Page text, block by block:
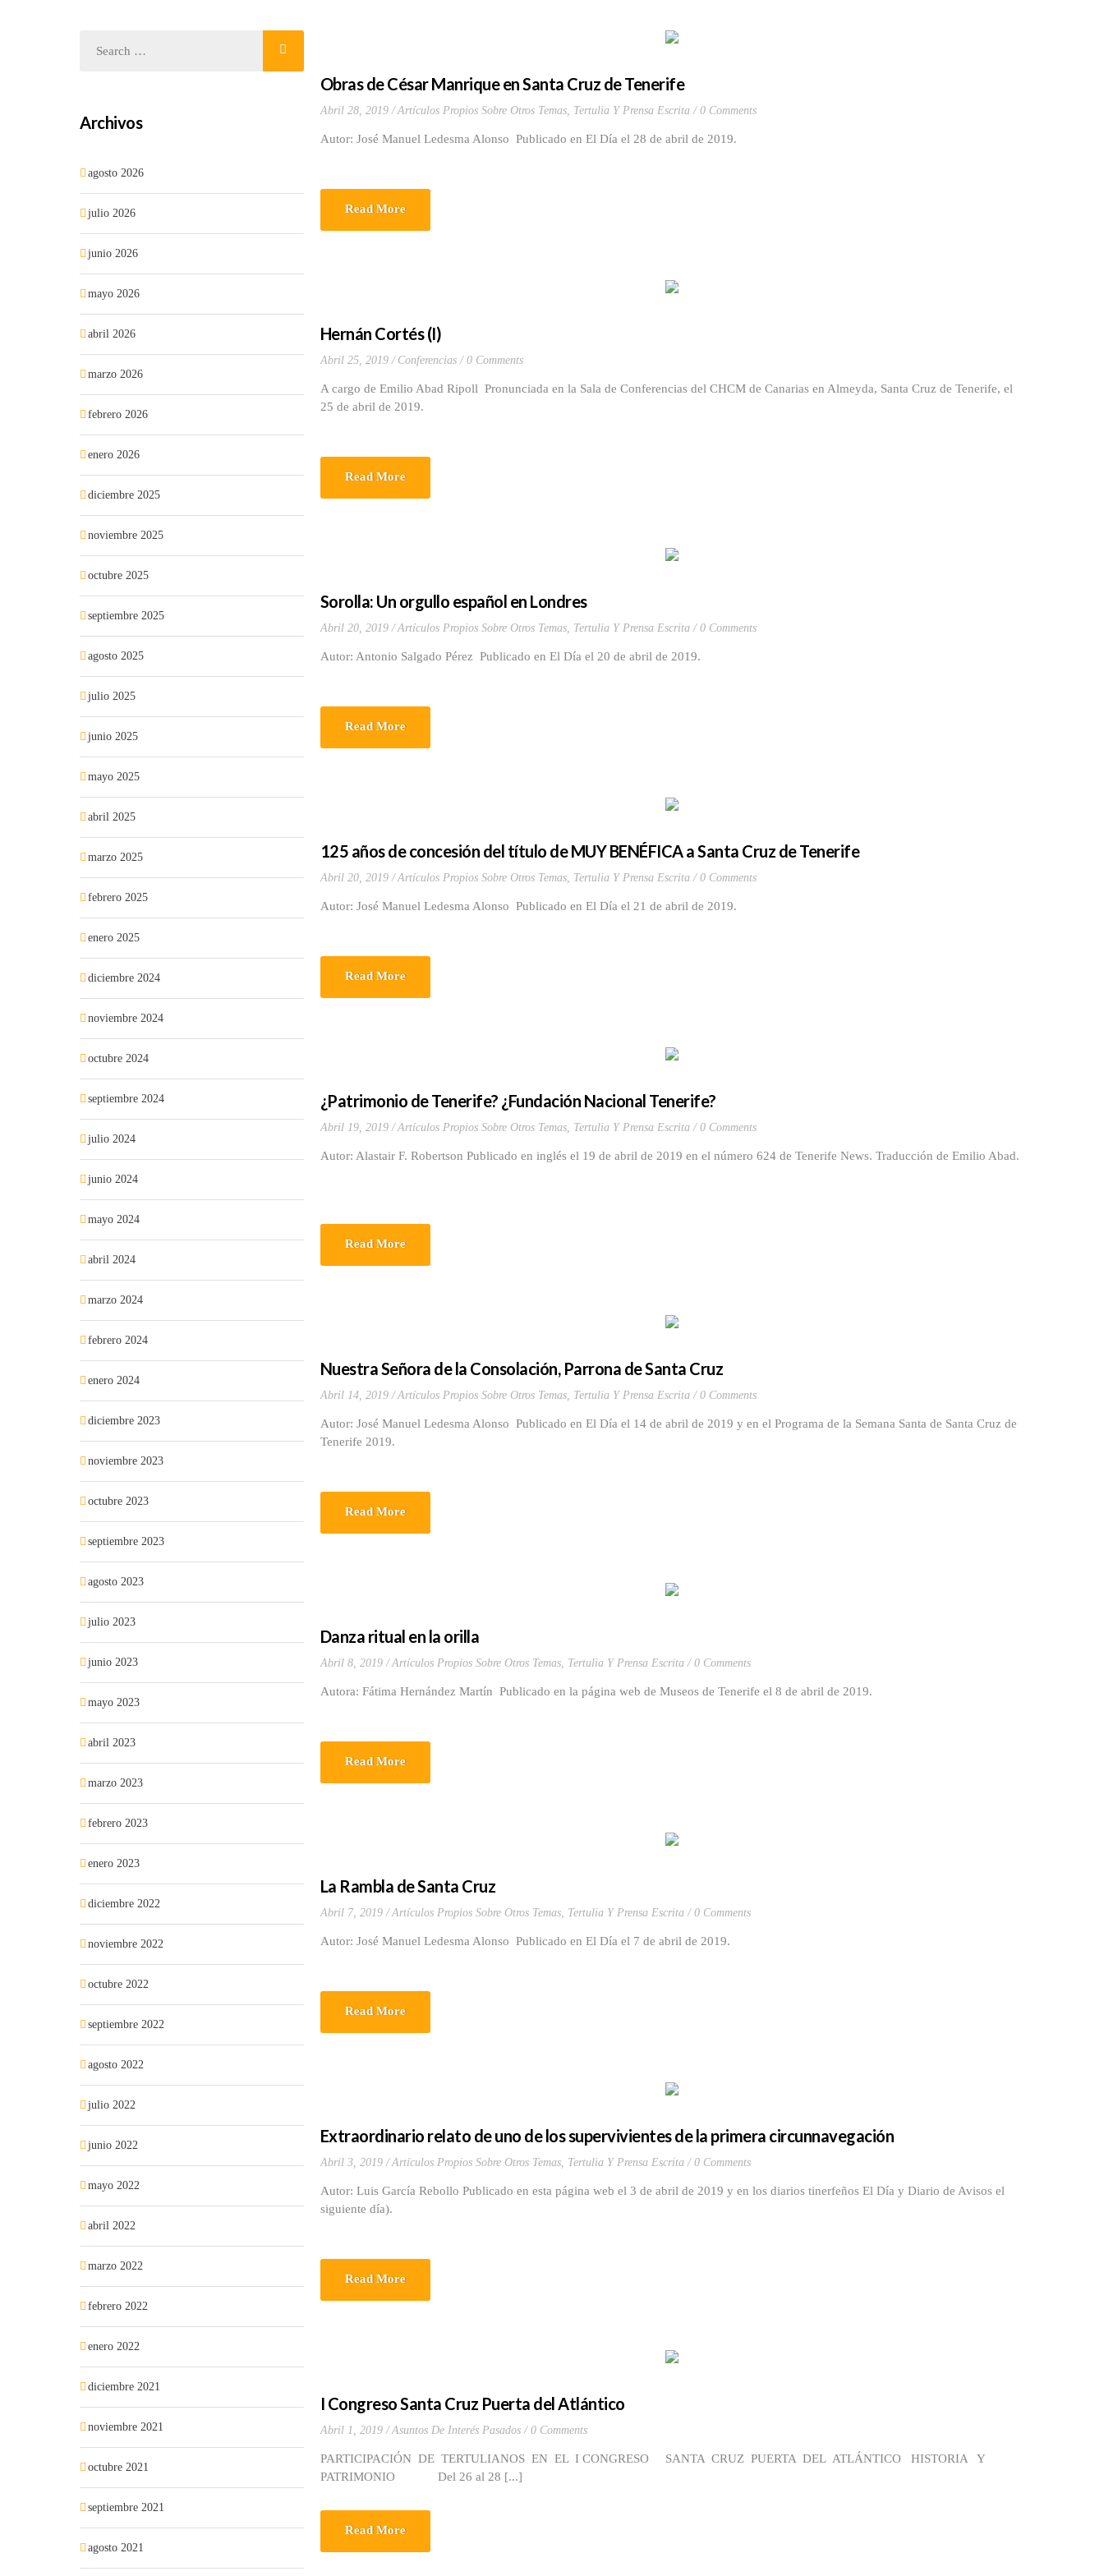
Obras de César Manrique en Santa Cruz de Tenerife
Abril 28, 2019 Artículos Propios Sobre Otros Temas, Tertulia Y Prensa Escrita 0 Comments
Autor: José Manuel Ledesma Alonso Publicado en El Día el 28 de abril de 2019.
Read More
Hernán Cortés (I)
Abril 25, 2019 Conferencias 0 Comments
A cargo de Emilio Abad Ripoll Pronunciada en la Sala de Conferencias del CHCM de Canarias en Almeyda, Santa Cruz de Tenerife, el
25 de abril de 2019.
Read More
Sorolla: Un orgullo español en Londres
Abril 20, 2019 Artículos Propios Sobre Otros Temas, Tertulia Y Prensa Escrita 0 Comments
Autor: Antonio Salgado Pérez Publicado en El Día el 20 de abril de 2019.
Read More
125 años de concesión del título de MUY BENÉFICA a Santa Cruz de Tenerife
Abril 20, 2019 Artículos Propios Sobre Otros Temas, Tertulia Y Prensa Escrita 0 Comments
Autor: José Manuel Ledesma Alonso Publicado en El Día el 21 de abril de 2019.
Read More
¿Patrimonio de Tenerife? ¿Fundación Nacional Tenerife?
Abril 19, 2019 Artículos Propios Sobre Otros Temas, Tertulia Y Prensa Escrita 0 Comments
Autor: Alastair F. Robertson Publicado en inglés el 19 de abril de 2019 en el número 624 de Tenerife News. Traducción de Emilio Abad.
Read More
Nuestra Señora de la Consolación, Parrona de Santa Cruz
Abril 14, 2019 Artículos Propios Sobre Otros Temas, Tertulia Y Prensa Escrita 0 Comments
Autor: José Manuel Ledesma Alonso Publicado en El Día el 14 de abril de 2019 y en el Programa de la Semana Santa de Santa Cruz de
Tenerife 2019.
Read More
Danza ritual en la orilla
Abril 8, 2019 Artículos Propios Sobre Otros Temas, Tertulia Y Prensa Escrita 0 Comments
Autora: Fátima Hernández Martín Publicado en la página web de Museos de Tenerife el 8 de abril de 2019.
Read More
La Rambla de Santa Cruz
Abril 7, 2019 Artículos Propios Sobre Otros Temas, Tertulia Y Prensa Escrita 0 Comments
Autor: José Manuel Ledesma Alonso Publicado en El Día el 7 de abril de 2019.
Read More
Extraordinario relato de uno de los supervivientes de la primera circunnavegación
Abril 3, 2019 Artículos Propios Sobre Otros Temas, Tertulia Y Prensa Escrita 0 Comments
Autor: Luis García Rebollo Publicado en esta página web el 3 de abril de 2019 y en los diarios tinerfeños El Día y Diario de Avisos el
siguiente día).
Read More
I Congreso Santa Cruz Puerta del Atlántico
Abril 1, 2019 Asuntos De Interés Pasados 0 Comments
PARTICIPACIÓN DE TERTULIANOS EN EL I CONGRESO SANTA CRUZ PUERTA DEL ATLÁNTICO HISTORIA Y
PATRIMONIO Del 26 al 28 [...]
Read More
Archivos
agosto 2026
julio 2026
junio 2026
mayo 2026
abril 2026
marzo 2026
febrero 2026
enero 2026
diciembre 2025
noviembre 2025
octubre 2025
septiembre 2025
agosto 2025
julio 2025
junio 2025
mayo 2025
abril 2025
marzo 2025
febrero 2025
enero 2025
diciembre 2024
noviembre 2024
octubre 2024
septiembre 2024
julio 2024
junio 2024
mayo 2024
abril 2024
marzo 2024
febrero 2024
enero 2024
diciembre 2023
noviembre 2023
octubre 2023
septiembre 2023
agosto 2023
julio 2023
junio 2023
mayo 2023
abril 2023
marzo 2023
febrero 2023
enero 2023
diciembre 2022
noviembre 2022
octubre 2022
septiembre 2022
agosto 2022
julio 2022
junio 2022
mayo 2022
abril 2022
marzo 2022
febrero 2022
enero 2022
diciembre 2021
noviembre 2021
octubre 2021
septiembre 2021
agosto 2021